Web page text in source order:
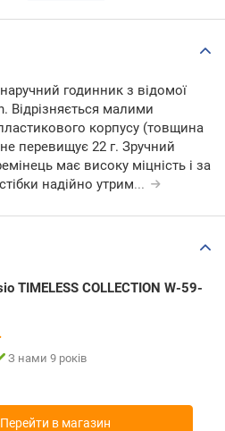
годинник з відомої
Відрізняється малими
корпусу (товщина
перевищує 22 г. Зручний
має високу міцність і за
надійно утрим...
TIMELESS COLLECTION W-59-
З нами 9 років
Перейти в магазин